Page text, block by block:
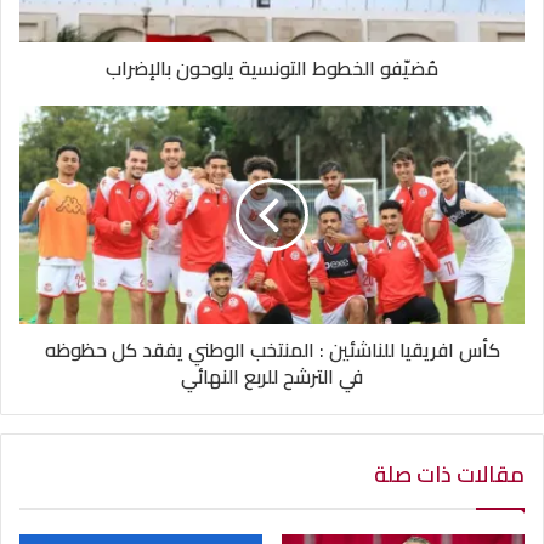
مُضيّفو الخطوط التونسية يلوحون بالإضراب
كأس افريقيا للناشئين : المنتخب الوطني يفقد كل حظوظه
في الترشح للربع النهائي
مقالات ذات صلة